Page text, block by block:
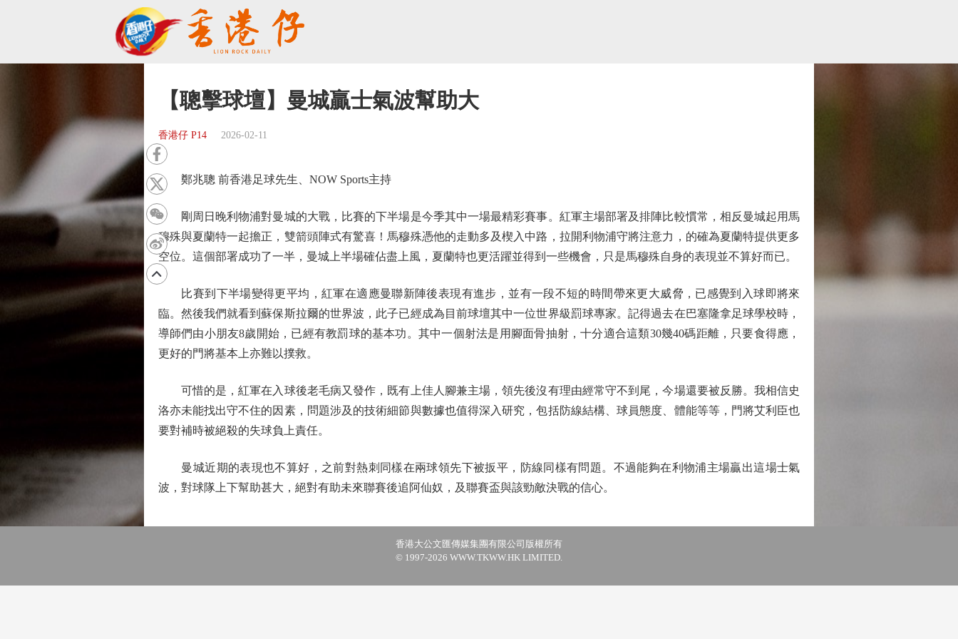
【聰擊球壇】曼城贏士氣波幫助大
香港仔 P14 2026-02-11
鄭兆聰 前香港足球先生、NOW Sports主持
剛周日晚利物浦對曼城的大戰，比賽的下半場是今季其中一場最精彩賽事。紅軍主場部署及排陣比較慣常，相反曼城起用馬
穆殊與夏蘭特一起擔正，雙箭頭陣式有驚喜！馬穆殊憑他的走動多及楔入中路，拉開利物浦守將注意力，的確為夏蘭特提供更多
空位。這個部署成功了一半，曼城上半場確佔盡上風，夏蘭特也更活躍並得到一些機會，只是馬穆殊自身的表現並不算好而已。
比賽到下半場變得更平均，紅軍在適應曼聯新陣後表現有進步，並有一段不短的時間帶來更大威脅，已感覺到入球即將來
臨。然後我們就看到蘇保斯拉爾的世界波，此子已經成為目前球壇其中一位世界級罰球專家。記得過去在巴塞隆拿足球學校時，
導師們由小朋友8歲開始，已經有教罰球的基本功。其中一個射法是用腳面骨抽射，十分適合這類30幾40碼距離，只要食得應，
更好的門將基本上亦難以撲救。
可惜的是，紅軍在入球後老毛病又發作，既有上佳人腳兼主場，領先後沒有理由經常守不到尾，今場還要被反勝。我相信史
洛亦未能找出守不住的因素，問題涉及的技術細節與數據也值得深入研究，包括防線結構、球員態度、體能等等，門將艾利臣也
要對補時被絕殺的失球負上責任。
曼城近期的表現也不算好，之前對熱刺同樣在兩球領先下被扳平，防線同樣有問題。不過能夠在利物浦主場贏出這場士氣
波，對球隊上下幫助甚大，絕對有助未來聯賽後追阿仙奴，及聯賽盃與該勁敵決戰的信心。
香港大公文匯傳媒集團有限公司版權所有
© 1997-2026 WWW.TKWW.HK LIMITED.